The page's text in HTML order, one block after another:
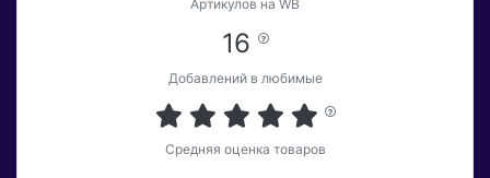
Артикулов на WB
16
Добавлений в любимые
Средняя оценка товаров